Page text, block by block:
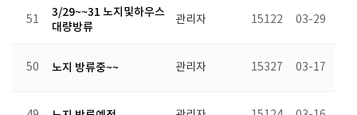
51
3/29~~31 노지및하우스
대량방류
관리자 15122 03-29
50 노지 방류중~~ 관리자 15327 03-17